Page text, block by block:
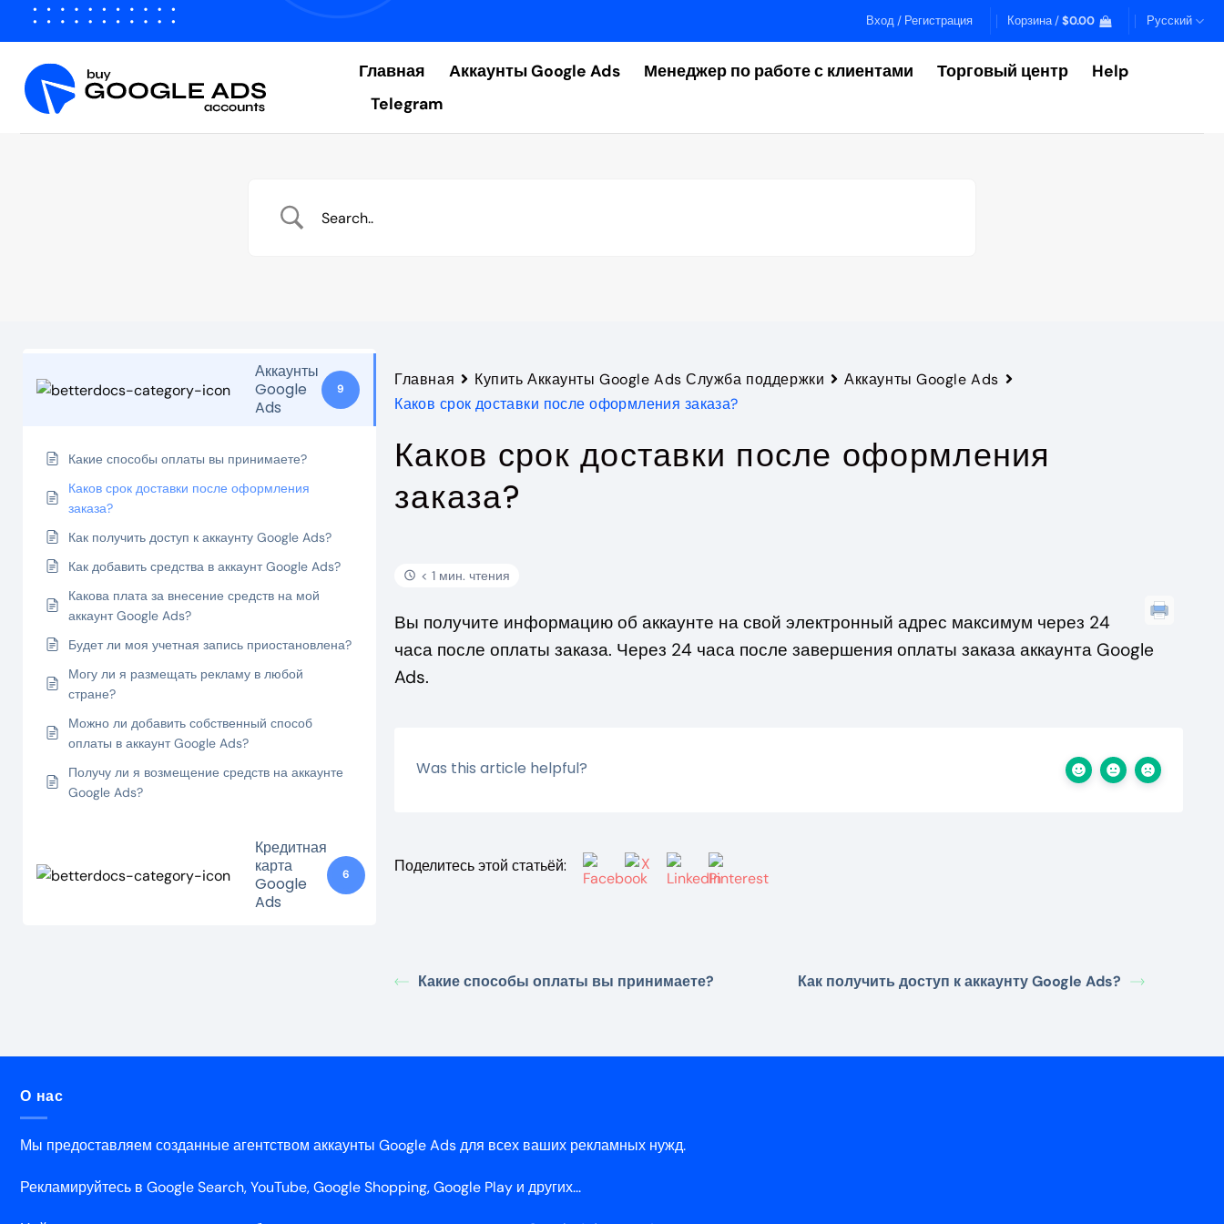
Перейти
Вход / Регистрация Корзина /$0.00 Русский
Главная Аккаунты Google Ads Менеджер по работе с клиентами Торговый центр
Help
Telegram
Аккаунты
Google
Ads
9
Какие способы оплаты вы принимаете?
Каков срок доставки после оформления
заказа?
Как получить доступ к аккаунту Google Ads?
Как добавить средства в аккаунт Google Ads?
Какова плата за внесение средств на мой
аккаунт Google Ads?
Будет ли моя учетная запись приостановлена?
Могу ли я размещать рекламу в любой
стране?
Можно ли добавить собственный способ
оплаты в аккаунт Google Ads?
Получу ли я возмещение средств на аккаунте
Google Ads?
Кредитная
карта
Google
Ads
6
Главная Купить Аккаунты Google Ads Служба поддержки
Аккаунты Google Ads
Каков срок доставки после оформления заказа?
Каков срок доставки после оформления
заказа?
< 1 мин. чтения
Вы получите информацию об аккаунте на свой электронный адрес максимум через 24
часа после оплаты заказа. Через 24 часа после завершения оплаты заказа аккаунта Google
Ads.
Was this article helpful?
Поделитесь этой статьёй:
Какие способы оплаты вы принимаете? Как получить доступ к аккаунту Google Ads?
О нас
Мы предоставляем созданные агентством аккаунты Google Ads для всех ваших рекламных нужд.
Рекламируйтесь в Google Search, YouTube, Google Shopping, Google Play и других...